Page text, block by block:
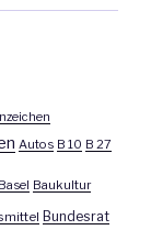
Autos B 10 B 27
Basel Baukultur
Bundesrat